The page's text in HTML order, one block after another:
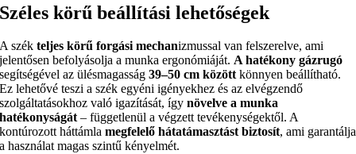
Széles körű beállítási lehetőségek
A székteljes körű forgási mechanizmussal van felszerelve, ami
jelentősen befolyásolja a munka ergonómiáját.A hatékony gázrugó
segítségével az ülésmagasság39–50 cm közöttkönnyen beállítható.
Ez lehetővé teszi a szék egyéni igényekhez és az elvégzendő
szolgáltatásokhoz való igazítását, ígynövelve a munka
hatékonyságát– függetlenül a végzett tevékenységektől. A
kontúrozott háttámlamegfelelő hátatámasztást biztosít, ami garantálja
a használat magas szintű kényelmét.